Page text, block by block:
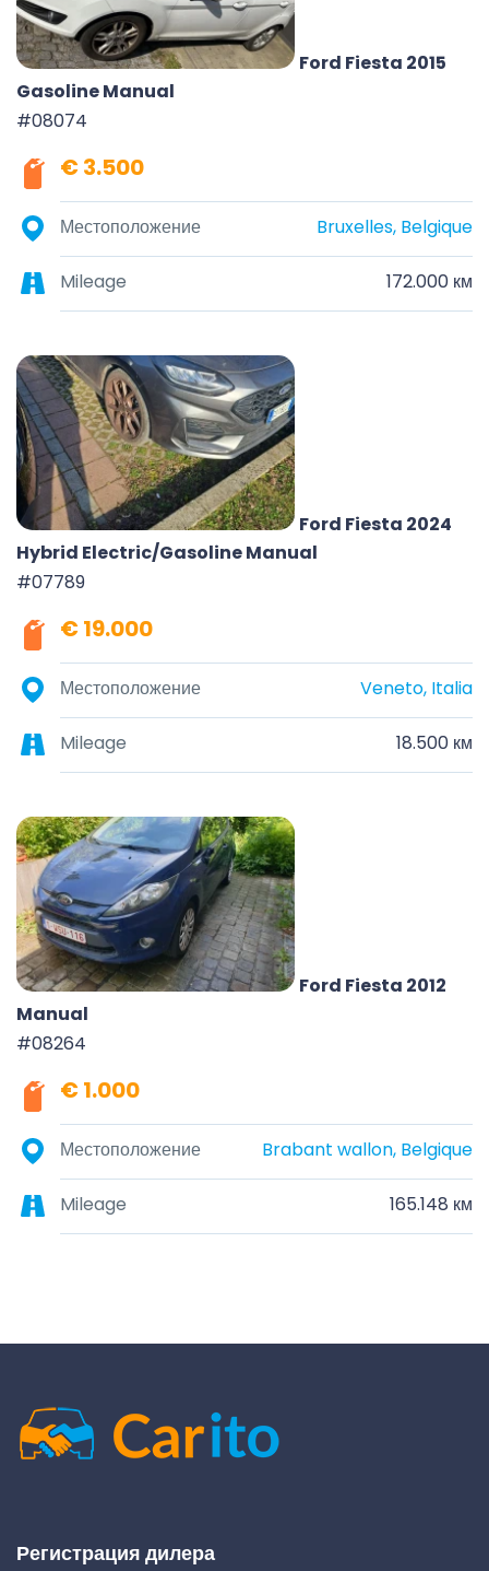
Ford Fiesta 2015
Gasoline Manual
#08074
€ 3.500
Местоположение Bruxelles, Belgique
Mileage 172.000 км
Ford Fiesta 2024
Hybrid Electric/Gasoline Manual
#07789
€ 19.000
Местоположение Veneto, Italia
Mileage 18.500 км
Ford Fiesta 2012
Manual
#08264
€ 1.000
Местоположение Brabant wallon, Belgique
Mileage 165.148 км
Регистрация дилера